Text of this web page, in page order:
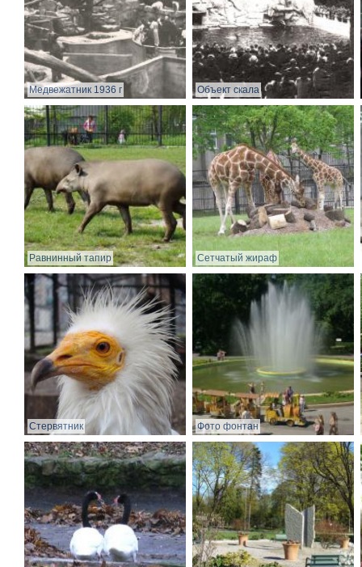
Медвежатник 1936 г Объект скала
Равнинный тапир Сетчатый жираф
Стервятник Фото фонтан